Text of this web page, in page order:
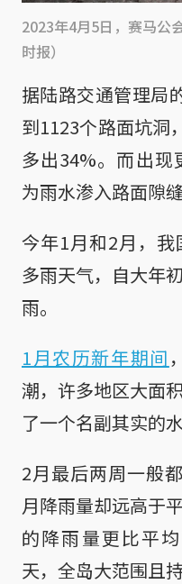
2023年4月5日，赛马公
时报）
据陆路交通管理局
到1123个路面坑洞
多出34%。而出现
为雨水渗入路面隙
今年1月和2月，
多雨天气，自大年
雨。
1月农历新年期间
潮，许多地区大面
了一个名副其实的水
2月最后两周一般
月降雨量却远高于
的降雨量更比平
天，全岛大范围且